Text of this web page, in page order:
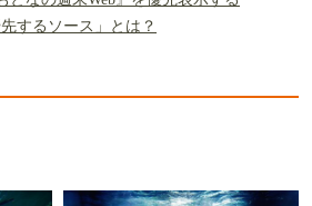
先するソース」とは？